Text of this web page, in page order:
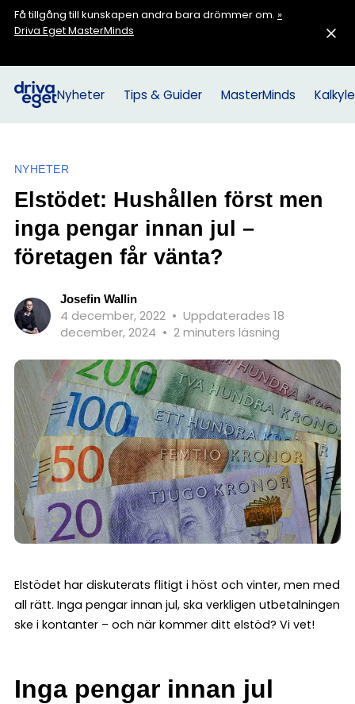
Få tillgång till kunskapen andra bara drömmer om. »
Driva Eget MasterMinds
Nyheter Tips & Guider MasterMinds
NYHETER
Elstödet: Hushållen först men
inga pengar innan jul –
företagen får vänta?
Josefin Wallin
4 december, 2022 • Uppdaterades 18
december, 2024 • 2 minuters läsning
Elstödet har diskuterats flitigt i höst och vinter, men med
all rätt. Inga pengar innan jul, ska verkligen utbetalningen
ske i kontanter – och när kommer ditt elstöd? Vi vet!
Inga pengar innan jul